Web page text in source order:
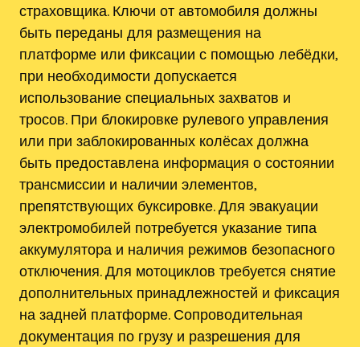
страховщика. Ключи от автомобиля должны
быть переданы для размещения на
платформе или фиксации с помощью лебёдки,
при необходимости допускается
использование специальных захватов и
тросов. При блокировке рулевого управления
или при заблокированных колёсах должна
быть предоставлена информация о состоянии
трансмиссии и наличии элементов,
препятствующих буксировке. Для эвакуации
электромобилей потребуется указание типа
аккумулятора и наличия режимов безопасного
отключения. Для мотоциклов требуется снятие
дополнительных принадлежностей и фиксация
на задней платформе. Сопроводительная
документация по грузу и разрешения для